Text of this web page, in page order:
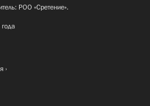
РОО «Сретение».